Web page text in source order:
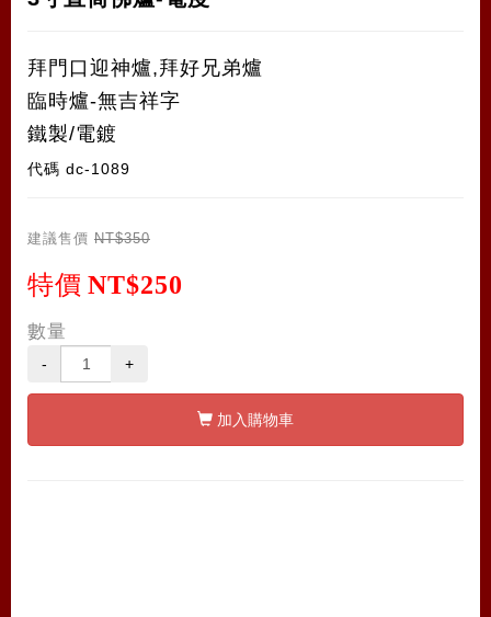
拜門口迎神爐,拜好兄弟爐
臨時爐-無吉祥字
鐵製/電鍍
代碼 dc-1089
建議售價 NT$350
特價 NT$250
數量
- +
加入購物車